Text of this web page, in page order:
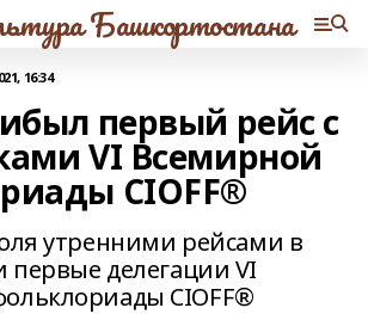
Башкортостана
16:34
первый рейс с
VI Всемирной
CIOFF®️
утренними рейсами в
делегации VI
CIOFF®️